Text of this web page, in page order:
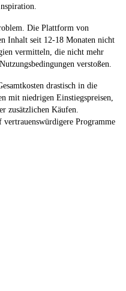
Die Plattform von
Inhalt seit 12-18 Monaten nicht
vermitteln, die nicht mehr
verstoßen.
drastisch in die
mit niedrigen Einstiegspreisen,
zusätzlichen Käufen.
vertrauenswürdigere Programme